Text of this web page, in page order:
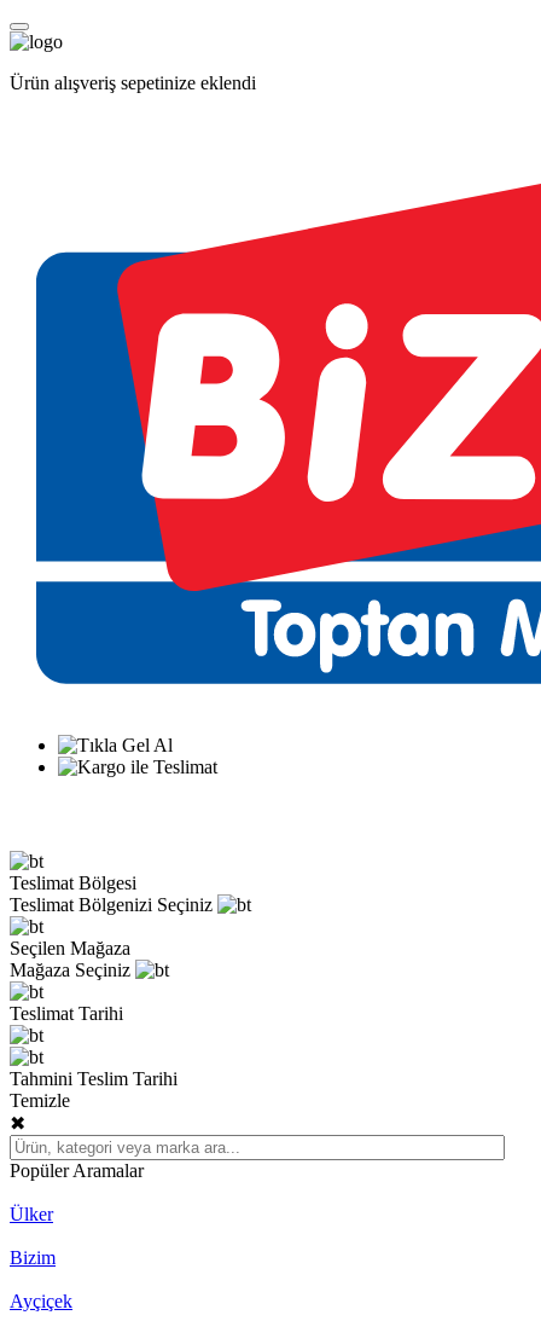
Ürün alışveriş sepetinize eklendi
Teslimat Bölgesi
Teslimat Bölgenizi Seçiniz
Seçilen Mağaza
Mağaza Seçiniz
Teslimat Tarihi
Tahmini Teslim Tarihi
Temizle
✖
Popüler Aramalar
Ülker
Bizim
Ayçiçek